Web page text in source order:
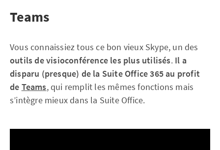
Teams
Vous connaissiez tous ce bon vieux Skype, un des
outils de visioconférence les plus utilisés.Il a
disparu (presque) de la Suite Office 365 au profit
de Teams, qui remplit les mêmes fonctions mais
s’intègre mieux dans la Suite Office.